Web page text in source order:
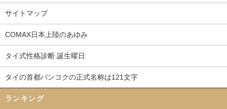
サイトマップ
COMAX日本上陸のあゆみ
タイ式性格診断 誕生曜日
タイの首都バンコクの正式名称は121文字
ランキング